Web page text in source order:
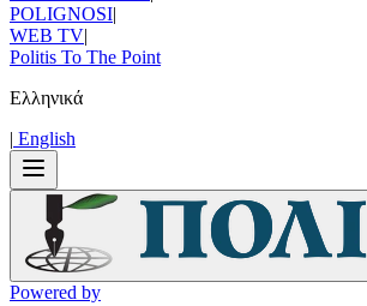
POLIGNOSI|
WEB TV|
Politis To The Point
Ελληνικά
| Εnglish
Powered by